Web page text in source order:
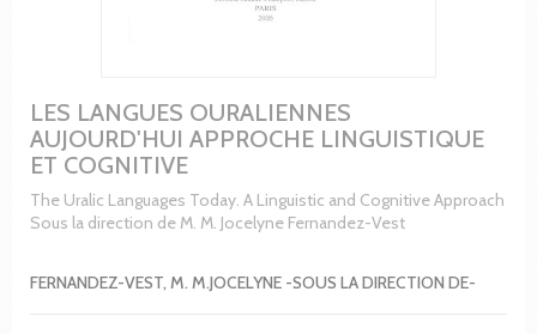
LES LANGUES OURALIENNES
AUJOURD'HUI APPROCHE LINGUISTIQUE
ET COGNITIVE
The Uralic Languages Today. A Linguistic and Cognitive Approach
Sous la direction de M. M. Jocelyne Fernandez-Vest
FERNANDEZ-VEST, M. M.JOCELYNE -SOUS LA DIRECTION DE-